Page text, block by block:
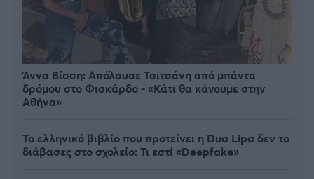
Άννα Βίσση: Απόλαυσε Τσιτσάνη από μπάντα
δρόμου στο Φισκάρδο - «Κάτι θα κάνουμε στην
Αθήνα»
Το ελληνικό βιβλίο που προτείνει η Dua Lipa δεν το
διάβασες στο σχολείο: Τι εστί «Deepfake»